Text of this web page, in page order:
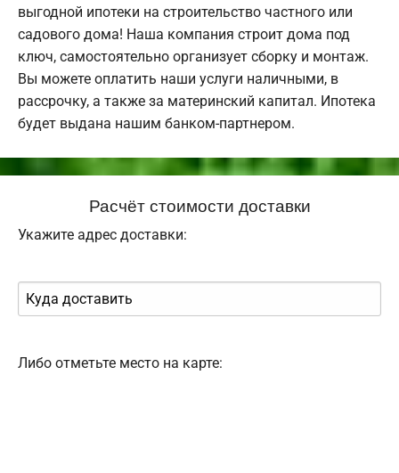
выгодной ипотеки на строительство частного или
садового дома! Наша компания строит дома под
ключ, самостоятельно организует сборку и монтаж.
Вы можете оплатить наши услуги наличными, в
рассрочку, а также за материнский капитал. Ипотека
будет выдана нашим банком-партнером.
Расчёт стоимости доставки
Укажите адрес доставки:
Либо отметьте место на карте: